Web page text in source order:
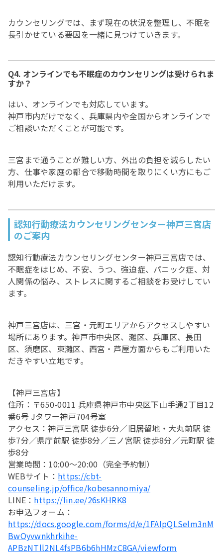
カウンセリングでは、まず現在の状況を整理し、不眠を
長引かせている要因を一緒に見つけていきます。
Q4. オンラインでも不眠症のカウンセリングは受けられま
すか？
はい、オンラインでも対応しています。
神戸市内だけでなく、兵庫県内や全国からオンラインで
ご相談いただくことが可能です。
三宮まで通うことが難しい方、外出の負担を減らしたい
方、仕事や家庭の都合で移動時間を取りにくい方にもご
利用いただけます。
認知行動療法カウンセリングセンター神戸三宮店
のご案内
認知行動療法カウンセリングセンター神戸三宮店では、
不眠症をはじめ、不安、うつ、強迫症、パニック症、対
人関係の悩み、ストレスに関するご相談をお受けしてい
ます。
神戸三宮店は、三宮・元町エリアからアクセスしやすい
場所にあります。神戸市中央区、灘区、兵庫区、長田
区、須磨区、東灘区、西宮・芦屋方面からもご利用いた
だきやすい立地です。
【神戸三宮店】
住所：〒650-0011 兵庫県神戸市中央区下山手通2丁目12
番6号 Jタワー神戸704号室
アクセス：神戸三宮駅 徒歩6分／旧居留地・大丸前駅 徒
歩7分／県庁前駅 徒歩8分／三ノ宮駅 徒歩8分／元町駅 徒
歩8分
営業時間：10:00〜20:00（完全予約制）
WEBサイト： https://cbt-
counseling.jp/office/kobesannomiya/
LINE： https://lin.ee/26sKHRK8
お申込フォーム：
https://docs.google.com/forms/d/e/1FAIpQLSelm3nM
BwOyvwnkhrkihe-
APBzNTll2NL4fsPB6b6hHMzC8GA/viewform